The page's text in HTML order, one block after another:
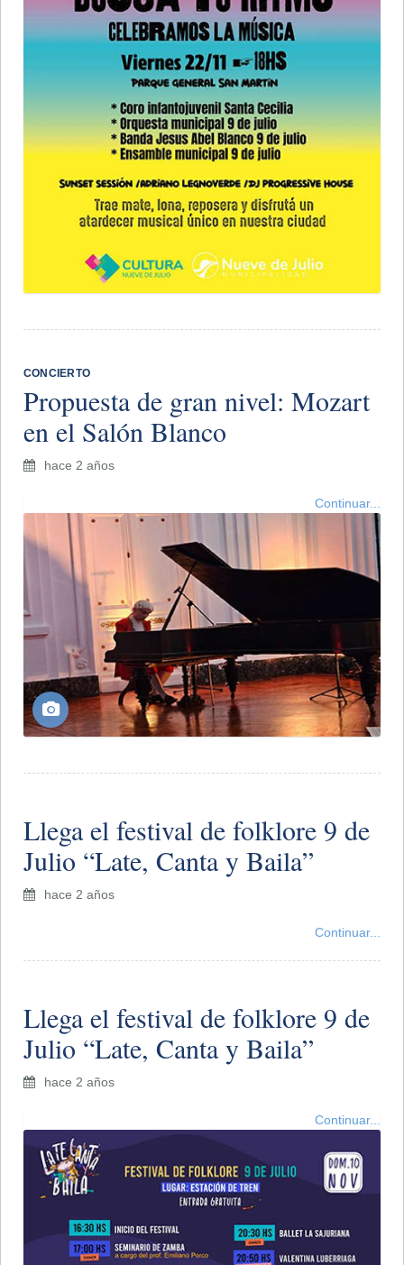
CONCIERTO
Propuesta de gran nivel: Mozart
en el Salón Blanco
hace 2 años
Continuar...
Llega el festival de folklore 9 de
Julio “Late, Canta y Baila”
hace 2 años
Continuar...
Llega el festival de folklore 9 de
Julio “Late, Canta y Baila”
hace 2 años
Continuar...